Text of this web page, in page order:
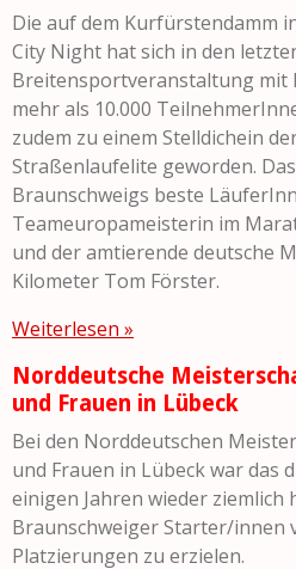
Die auf dem Kurfürstendamm
City Night hat sich in den
Breitensportveranstaltung mit
mehr als 10.000
zudem zu einem Stelldichein
Straßenlaufelite geworden.
Braunschweigs beste
Teameuropameisterin im
und der amtierende deutsche
Kilometer Tom Förster.
Weiterlesen »
Norddeutsche
und Frauen in Lübeck
Bei den Norddeutschen
und Frauen in Lübeck war das
einigen Jahren wieder ziemlich
Braunschweiger Starter/innen
Platzierungen zu erzielen.